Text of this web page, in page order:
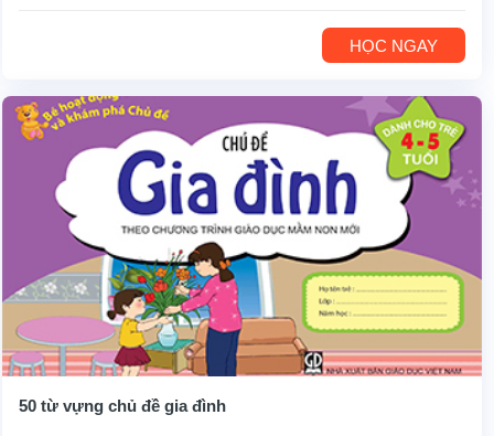
HỌC NGAY
50 từ vựng chủ đề gia đình